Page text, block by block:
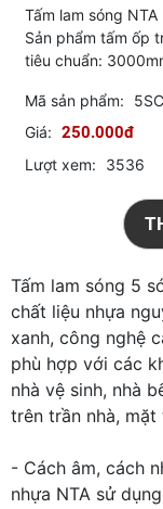
Tấm lam sóng
Sản phẩm tấm ốp
tiêu chuẩn:
Mã sản phẩm:
Giá: 250.000đ
Lượt xem: 3536
Tấm lam sóng 5
chất liệu nhựa
xanh, công nghệ
phù hợp với các
nhà vệ sinh, nhà
trên trần nhà, mặt
- Cách âm, cách
nhựa NTA sử